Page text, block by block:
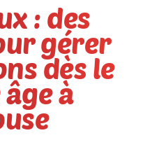
: des
gérer
dès le
à